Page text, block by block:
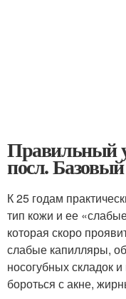
Правильный
посл.
К 25 годам
тип кожи и ее
которая скоро
слабые капилляры,
носогубных складок
бороться с акне,